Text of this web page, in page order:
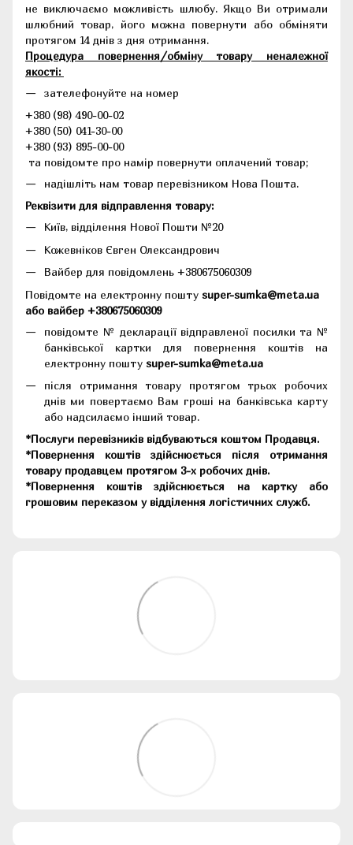
не виключаємо можливість шлюбу. Якщо Ви отримали
шлюбний товар, його можна повернути або обміняти
протягом 14 днів з дня отримання.
Процедура повернення/обміну товару неналежної
якості:
зателефонуйте на номер
+380 (98) 490-00-02
+380 (50) 041-30-00
+380 (93) 895-00-00
та повідомте про намір повернути оплачений товар;
надішліть нам товар перевізником Нова Пошта.
Реквізити для відправлення товару:
Київ, відділення Нової Пошти №20
Кожевніков Євген Олександрович
Вайбер для повідомлень +380675060309
Повідомте на електронну пошту super-sumka@meta.ua
або вайбер +380675060309
повідомте № декларації відправленої посилки та №
банківської картки для повернення коштів на
електронну пошту super-sumka@meta.ua
після отримання товару протягом трьох робочих
днів ми повертаємо Вам гроші на банківська карту
або надсилаємо інший товар.
*Послуги перевізників відбуваються коштом Продавця.
*Повернення коштів здійснюється після отримання
товару продавцем протягом 3-х робочих днів.
*Повернення коштів здійснюється на картку або
грошовим переказом у відділення логістичних служб.